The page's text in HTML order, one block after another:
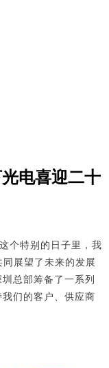
电喜迎二十
个特别的日子里，我
展望了未来的发展
总部筹备了一系列
们的客户、供应商